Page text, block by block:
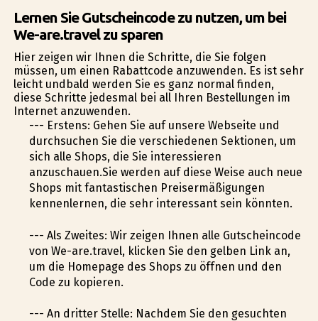
Lernen Sie Gutscheincode zu nutzen, um bei
We-are.travel zu sparen
Hier zeigen wir Ihnen die Schritte, die Sie folgen
müssen, um einen Rabattcode anzuwenden. Es ist sehr
leicht undbald werden Sie es ganz normal finden,
diese Schritte jedesmal bei all Ihren Bestellungen im
Internet anzuwenden.
--- Erstens: Gehen Sie auf unsere Webseite und
durchsuchen Sie die verschiedenen Sektionen, um
sich alle Shops, die Sie interessieren
anzuschauen.Sie werden auf diese Weise auch neue
Shops mit fantastischen Preisermäßigungen
kennenlernen, die sehr interessant sein könnten.
--- Als Zweites: Wir zeigen Ihnen alle Gutscheincode
von We-are.travel, klicken Sie den gelben Link an,
um die Homepage des Shops zu öffnen und den
Code zu kopieren.
--- An dritter Stelle: Nachdem Sie den gesuchten